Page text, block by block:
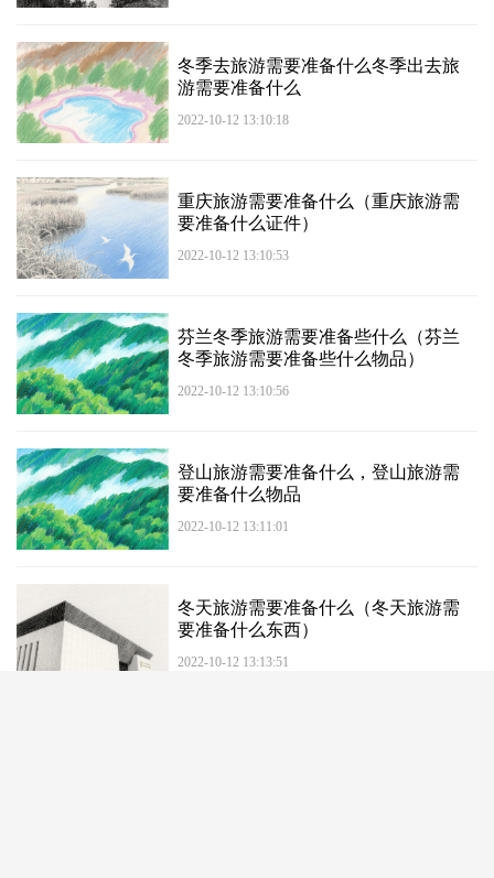
冬季去旅游需要准备什么冬季出去旅
游需要准备什么
2022-10-12 13:10:18
重庆旅游需要准备什么（重庆旅游需
要准备什么证件）
2022-10-12 13:10:53
芬兰冬季旅游需要准备些什么（芬兰
冬季旅游需要准备些什么物品）
2022-10-12 13:10:56
登山旅游需要准备什么，登山旅游需
要准备什么物品
2022-10-12 13:11:01
冬天旅游需要准备什么（冬天旅游需
要准备什么东西）
2022-10-12 13:13:51